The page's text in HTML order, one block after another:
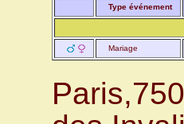
Type événement
Mariage